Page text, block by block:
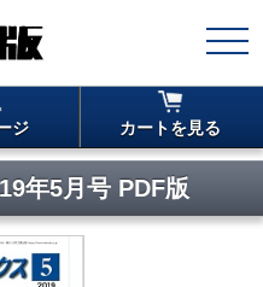
ジ カートを見る
年5月号 PDF版